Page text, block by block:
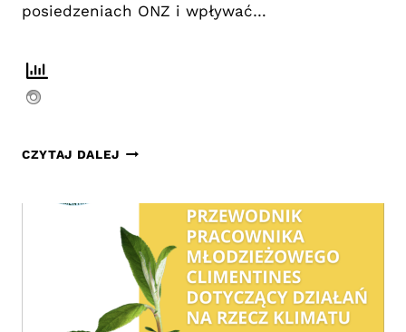
posiedzeniach ONZ i wpływać…
CZYTAJ DALEJ REKRUTACJA
DELEGATA
UE
DO
ONZ
2026-
2027